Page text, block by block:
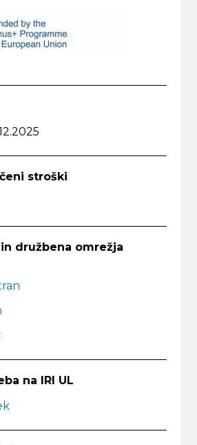
stroški
družbena omrežja
na IRI UL